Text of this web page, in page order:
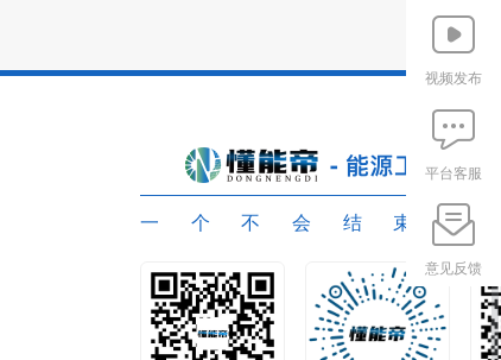
视频发布
平台客服
意见反馈
一个不会结束的